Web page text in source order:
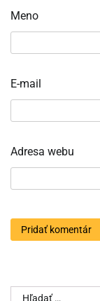
Meno
E-mail
Adresa webu
Hľadať: